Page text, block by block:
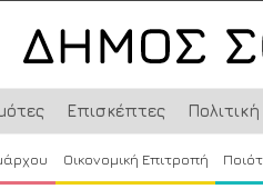
Επισκέπτες
Οικονομική Επιτροπή